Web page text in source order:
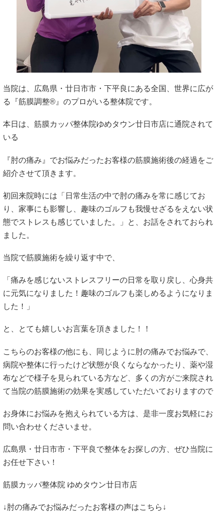
当院は、広島県・廿日市市・下平良にある全国、世界に広が
る『筋膜調整®︎』のプロがいる整体院です。
本日は、筋膜カッパ整体院ゆめタウン廿日市店に通院されて
いる
『肘の痛み』でお悩みだったお客様の筋膜施術後の経過をご
紹介させて頂きます。
初回来院時には「日常生活の中で肘の痛みを常に感じてお
り、家事にも影響し、趣味のゴルフも我慢せざるをえない状
態でストレスも感じていました。」と、お話をされておられ
ました。
当院で筋膜施術を繰り返す中で、
「痛みを感じないストレスフリーの日常を取り戻し、心身共
に元気になりました！趣味のゴルフも楽しめるようになりま
した！」
と、とても嬉しいお言葉を頂きました！！
こちらのお客様の他にも、同じように肘の痛みでお悩みで、
病院や整体に行ったけど状態が良くならなかったり、薬や湿
布などで様子を見られている方など、多くの方がご来院され
て当院の筋膜施術の効果を実感していただいておりますので
お身体にお悩みを抱えられている方は、是非一度お気軽にお
問い合わせくださいませ。
広島県・廿日市市・下平良で整体をお探しの方、ぜひ当院に
お任せ下さい！
筋膜カッパ整体院 ゆめタウン廿日市店
↓肘の痛みでお悩みだったお客様の声はこちら↓